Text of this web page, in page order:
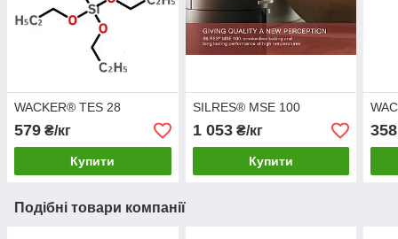
WACKER® TES 28
579 ₴/кг
Купити
SILRES® MSE 100
1 053₴/кг
Купити
358
Подібні товари компанії